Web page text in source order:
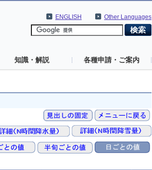
Other Languages
ENGLISH
知識・解説 各種申請・ご案内